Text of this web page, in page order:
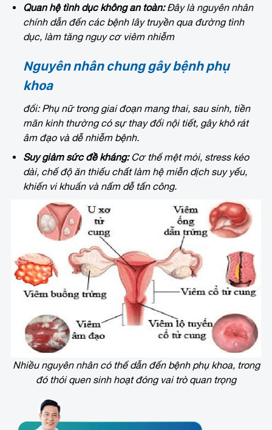
Quan hệ tình dục không an toàn:Đây là nguyên nhân
chính dẫn đến các bệnh lây truyền qua đường tình
dục, làm tăng nguy cơ viêm nhiễm
Nguyên nhân chung gây bệnh phụ
khoa
đổi: Phụ nữ trong giai đoạn mang thai, sau sinh, tiền
mãn kinh thường có sự thay đổi nội tiết, gây khô rát
âm đạo và dễ nhiễm bệnh.
Suy giảm sức đề kháng:Cơ thể mệt mỏi, stress kéo
dài, chế độ ăn thiếu chất làm hệ miễn dịch suy yếu,
khiến vi khuẩn và nấm dễ tấn công.
Nhiều nguyên nhân có thể dẫn đến bệnh phụ khoa, trong
đó thói quen sinh hoạt đóng vai trò quan trọng